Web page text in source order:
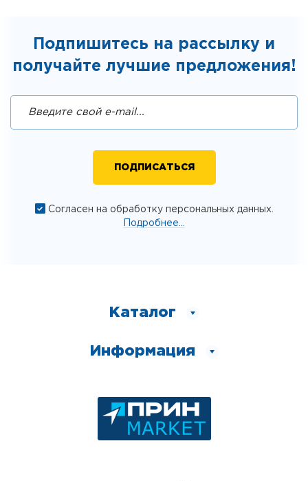
Подпишитесь на рассылку и
получайте лучшие предложения!
Согласен на обработку персональных данных.
Подробнее...
Каталог
Информация